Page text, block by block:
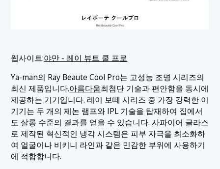
웹사이트:야만 - 레이 뷰트 쿨 프로
Ya-man의 Ray Beaute Cool Pro는 고성능 조명 시리즈의
최신 제품입니다.아름다움최첨단 기술과 편안함을 동시에
제공하는 기기입니다. 레이 보떼 시리즈 중 가장 강력한 이
기기는 두 개의 제논 램프와 IPL 기술을 탑재하여 집에서
도 살롱 수준의 결과를 얻을 수 있습니다. 사파이어 글라스
로 제작된 혁신적인 냉각 시스템은 피부 자극을 최소화하
여 얼굴이나 비키니 라인과 같은 민감한 부위에 사용하기
에 적합합니다.